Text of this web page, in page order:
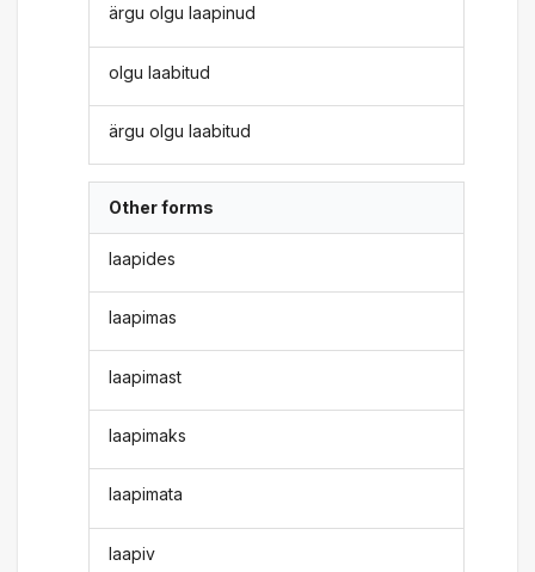
ärgu olgu laapinud
olgu laabitud
ärgu olgu laabitud
Other forms
laapides
laapimas
laapimast
laapimaks
laapimata
laapiv